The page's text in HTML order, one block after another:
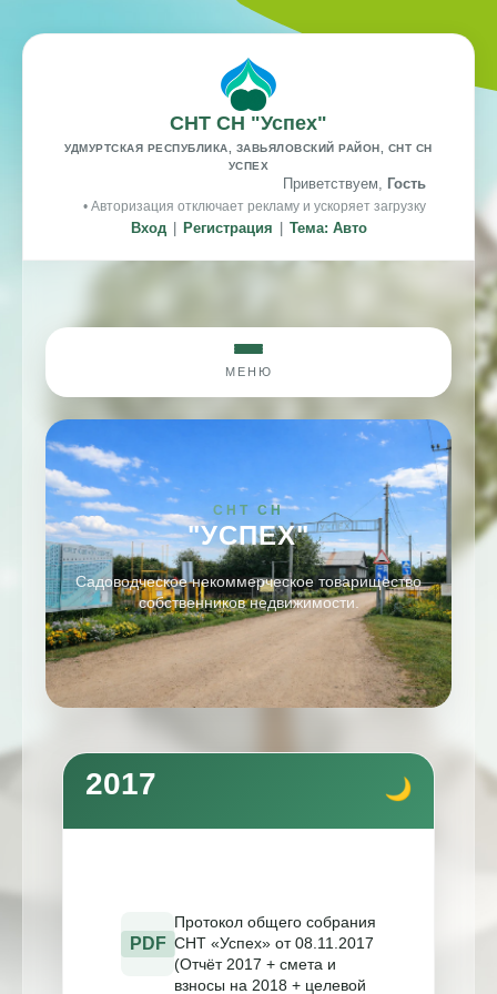
СНТ СН "Успех"
УДМУРТСКАЯ РЕСПУБЛИКА, ЗАВЬЯЛОВСКИЙ РАЙОН, СНТ СН
УСПЕХ
Приветствуем, Гость
• Авторизация отключает рекламу и ускоряет загрузку
Вход Регистрация Тема: Авто
МЕНЮ
СНТ СН
"УСПЕХ"
Садоводческое некоммерческое товарищество
собственников недвижимости.
2017
PDF
Протокол общего собрания
СНТ «Успех» от 08.11.2017
(Отчёт 2017 + смета и
взносы на 2018 + целевой